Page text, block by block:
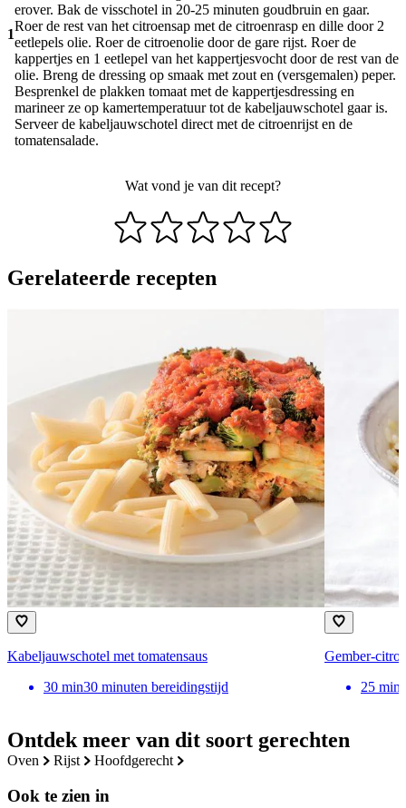
Ontdek meer van dit soort gerechten
oven rijst hoofdgerecht
Ook te zien in
1
erover. Bak de visschotel in 20-25 minuten goudbruin en gaar.
Roer de rest van het citroensap met de citroenrasp en dille door 2
eetlepels olie. Roer de citroenolie door de gare rijst. Roer de
kappertjes en 1 eetlepel van het kappertjesvocht door de rest van de
olie. Breng de dressing op smaak met zout en (versgemalen) peper.
Besprenkel de plakken tomaat met de kappertjesdressing en
marineer ze op kamertemperatuur tot de kabeljauwschotel gaar is.
Serveer de kabeljauwschotel direct met de citroenrijst en de
tomatensalade.
Wat vond je van dit recept?
Gerelateerde recepten
Kabeljauwschotel met tomatensaus
30 min30 minuten bereidingstijd
Gember-
25 min